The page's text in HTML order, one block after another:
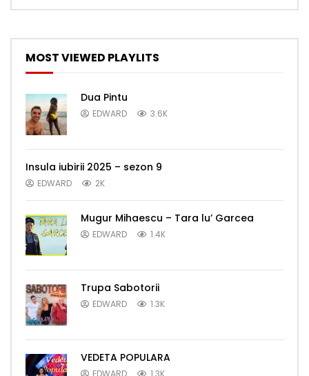
MOST VIEWED PLAYLITS
Dua Pintu
EDWARD 3.6K
Insula iubirii 2025 – sezon 9
EDWARD 2K
Mugur Mihaescu – Tara lu’ Garcea
EDWARD 1.4K
Trupa Sabotorii
EDWARD 1.3K
VEDETA POPULARA